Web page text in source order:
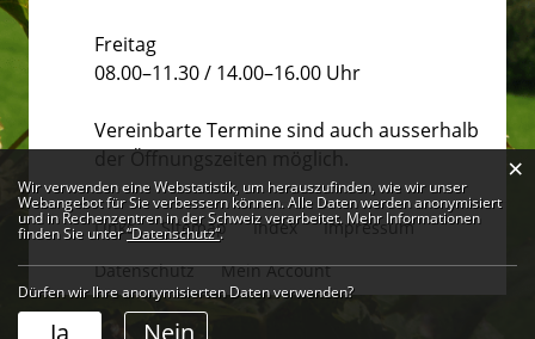
Freitag
08.00–11.30 / 14.00–16.00 Uhr
Vereinbarte Termine sind auch ausserhalb
der Öffnungszeiten möglich.
Links Sitemap Index
Impressum
Datenschutz
Mein Account
Webstatistik
Wir verwenden eine Webstatistik, um herauszufinden, wie wir unser
Webangebot für Sie verbessern können. Alle Daten werden anonymisiert
und in Rechenzentren in der Schweiz verarbeitet. Mehr Informationen
finden Sie unter“Datenschutz“.
Dürfen wir Ihre anonymisierten Daten verwenden?
Ja Nein
×